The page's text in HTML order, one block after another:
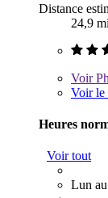
Distance
24,9
Voir
Voir le
Heures
Voir tout
Lun